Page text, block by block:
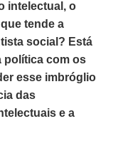
intelectual, o
tende a
social? Está
política com os
esse imbróglio
das
e a